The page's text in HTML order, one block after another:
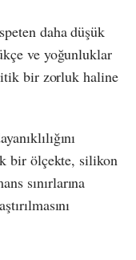
daha düşük
ve yoğunluklar
bir zorluk haline
bir ölçekte, silikon
sınırlarına